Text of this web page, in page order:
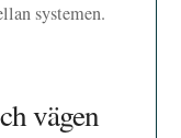
systemen.
vägen